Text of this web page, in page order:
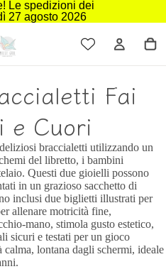
Le spedizioni dei
27 agosto 2026
Fai
e Cuori
braccialetti utilizzando un
del libretto, i bambini
Questi due gioielli possono
in un grazioso sacchetto di
inclusi due biglietti illustrati per
allenare motricità fine,
mano, stimola gusto estetico,
sicuri e testati per un gioco
lontana dagli schermi, ideale